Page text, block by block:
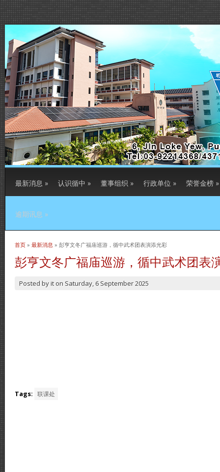
最新消息 » 认识循中 » 董事组织 » 行政单位 » 荣誉金榜 »
逾期讯息 »
当前位置
首页 » 最新消息 » 彭亨文冬广福庙巡游，循中武术团表演添光彩
彭亨文冬广福庙巡游，循中武术团表
Posted byit on Saturday, 6 September 2025
Tags: 联课处